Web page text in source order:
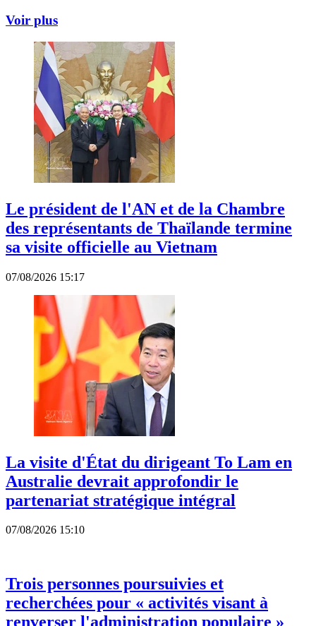
Voir plus
Le président de l'AN et de la Chambre
des représentants de Thaïlande termine
sa visite officielle au Vietnam
07/08/2026 15:17
La visite d'État du dirigeant To Lam en
Australie devrait approfondir le
partenariat stratégique intégral
07/08/2026 15:10
Trois personnes poursuivies et
recherchées pour « activités visant à
renverser l'administration populaire »